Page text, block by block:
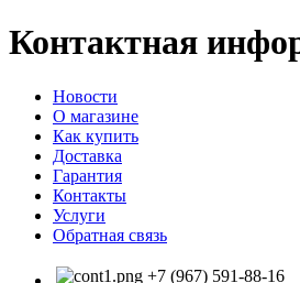
Контактная
Новости
О магазине
Как купить
Доставка
Гарантия
Контакты
Услуги
Обратная связь
+7 (967) 591-88-16